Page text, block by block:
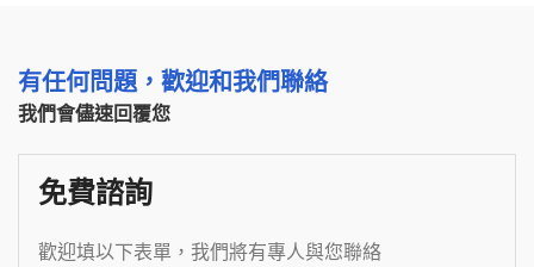
有任何問題，歡迎和我們聯絡
我們會儘速回覆您
免費諮詢
歡迎填以下表單，我們將有專人與您聯絡